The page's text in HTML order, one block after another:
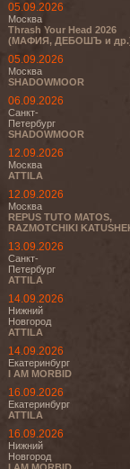
05.09.2026
Москва
Thrash Your Head 2026
(МАФИЯ, ДЕБОШЪ и
05.09.2026
Москва
SHADOWMOOR
06.09.2026
Санкт-
Петербург
SHADOWMOOR
12.09.2026
Москва
ATTILA
12.09.2026
Москва
REPUS TUTO MATOS,
RAZMOTCHIKI
13.09.2026
Санкт-
Петербург
ATTILA
14.09.2026
Нижний
Новгород
ATTILA
14.09.2026
Екатеринбург
I AM MORBID
16.09.2026
Екатеринбург
ATTILA
16.09.2026
Нижний
Новгород